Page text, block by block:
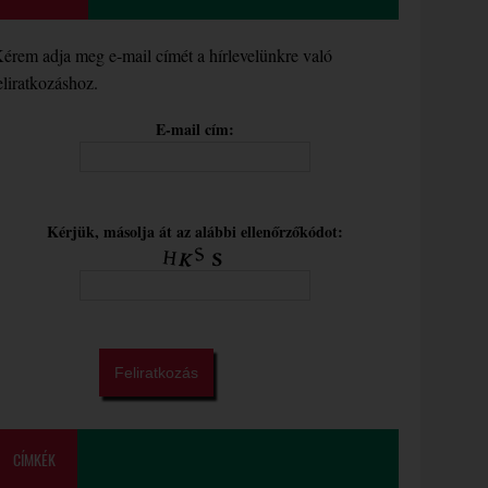
adja meg e-mail címét a hírlevelünkre való
E-mail cím:
Kérjük, másolja át az alábbi ellenőrzőkódot:
CÍMKÉK